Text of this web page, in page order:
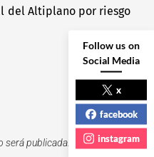
del Altiplano por riesgo
será publicada.
Los campos
Follow us on
Social Media
x
facebook
instagram